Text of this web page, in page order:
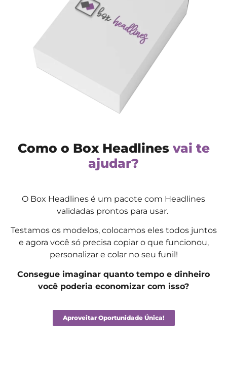
Como o Box Headlines vai te
ajudar?
O Box Headlines é um pacote com Headlines
validadas prontos para usar.
Testamos os modelos, colocamos eles todos juntos
e agora você só precisa copiar o que funcionou,
personalizar e colar no seu funil!
Consegue imaginar quanto tempo e dinheiro
você poderia economizar com isso?
Aproveitar Oportunidade Única!